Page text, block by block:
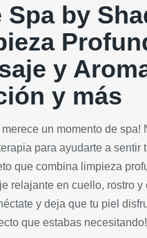
Spa by
y
y más
merece un momento de
para ayudarte a sentir
que combina limpieza
relajante en cuello, rostro y
y deja que tu piel
que estabas necesitando!